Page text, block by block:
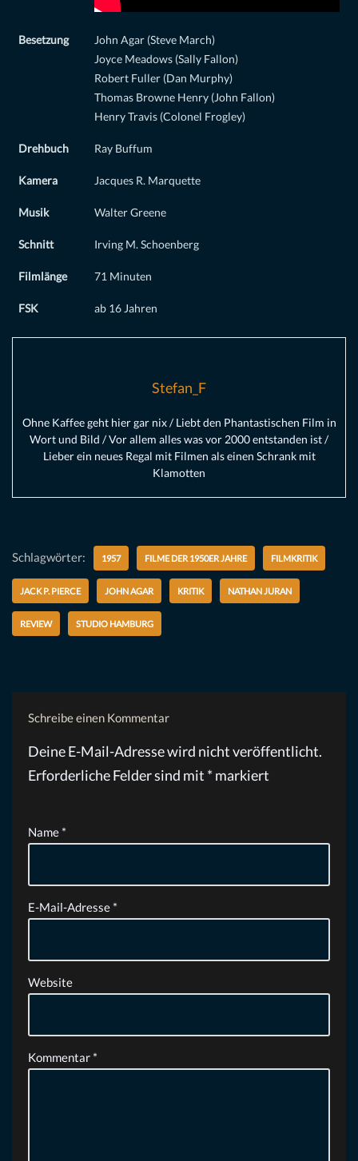
Besetzung
John Agar (Steve March)
Joyce Meadows (Sally Fallon)
Robert Fuller (Dan Murphy)
Thomas Browne Henry (John Fallon)
Henry Travis (Colonel Frogley)
Drehbuch Ray Buffum
Kamera Jacques R. Marquette
Musik Walter Greene
Schnitt Irving M. Schoenberg
Filmlänge 71 Minuten
FSK ab 16 Jahren
Stefan_F
Ohne Kaffee geht hier gar nix / Liebt den Phantastischen Film in
Wort und Bild / Vor allem alles was vor 2000 entstanden ist /
Lieber ein neues Regal mit Filmen als einen Schrank mit
Klamotten
Schlagwörter: 1957 FILME DER 1950ER JAHRE FILMKRITIK
JACK P. PIERCE JOHN AGAR KRITIK NATHAN JURAN
REVIEW STUDIO HAMBURG
Schreibe einen Kommentar
Deine E-Mail-Adresse wird nicht veröffentlicht.
Erforderliche Felder sind mit * markiert
Name *
E-Mail-Adresse *
Website
Kommentar *